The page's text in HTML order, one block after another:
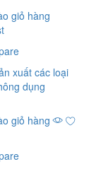
giỏ hàng
giỏ hàng